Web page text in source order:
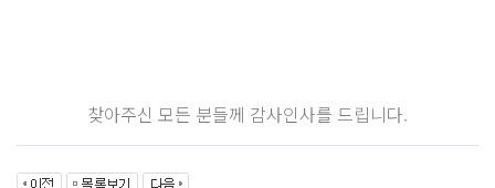
찾아주신 모든 분들께 감사인사를 드립니다.